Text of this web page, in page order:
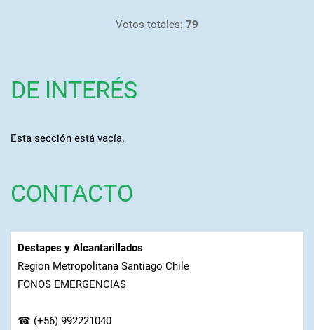
Votos totales: 79
DE INTERÉS
Esta sección está vacía.
CONTACTO
Destapes y Alcantarillados
Region Metropolitana Santiago Chile
FONOS EMERGENCIAS
☎ (+56) 992221040